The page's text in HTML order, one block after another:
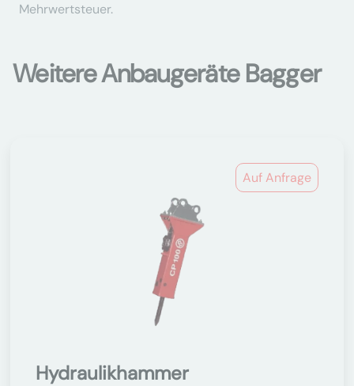
Mehrwertsteuer.
Weitere Anbaugeräte Bagger
Auf Anfrage
Hydraulikhammer